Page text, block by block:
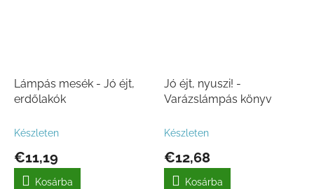
Lámpás mesék - Jó éjt,
erdőlakók
Készleten
€11,19
Kosárba
Jó éjt, nyuszi! -
Varázslámpás könyv
Készleten
€12,68
Kosárba